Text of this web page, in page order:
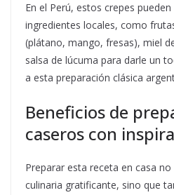
En el Perú, estos crepes
ingredientes locales, como
(plátano, mango, fresas), miel
salsa de lúcuma para darle un
a esta preparación clásica
Beneficios de
caseros con
Preparar esta receta en casa
culinaria gratificante, sino que